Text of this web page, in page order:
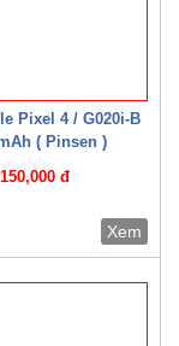
Pixel 4 / G020i-B
( Pinsen )
150,000 đ
Xem